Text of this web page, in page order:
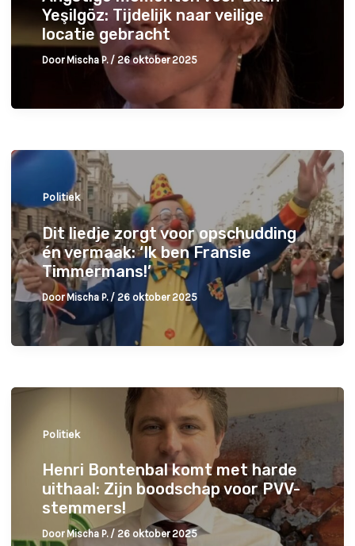
Yeşilgöz: Tijdelijk naar veilige
locatie gebracht
DoorMischa P. /26 oktober 2025
Politiek
Dit liedje zorgt voor opschudding
én vermaak: ‘Ik ben Fransie
Timmermans!’
DoorMischa P. /26 oktober 2025
Politiek
Henri Bontenbal komt met harde
uithaal: Zijn boodschap voor PVV-
stemmers!
Door Mischa P. /26 oktober 2025